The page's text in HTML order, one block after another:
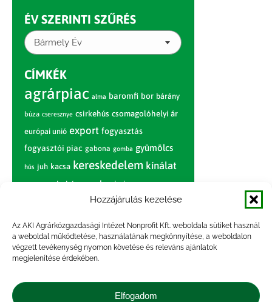
Hozzájárulás kezelése
Az AKI Agrárközgazdasági Intézet Nonprofit Kft. weboldala sütiket használ
a weboldal működtetése, használatának megkönnyítése, a weboldalon
végzett tevékenység nyomon követése és releváns ajánlatok
megjelenítése érdekében.
Elfogadom
ÉV SZERINTI SZŰRÉS
Bármely Év
CÍMKÉK
agrárpiac alma baromfi bor bárány
búza cseresznye csirkehús csomagolóhelyi ár
európai unió export fogyasztás
fogyasztói piac gabona gomba gyümölcs
hús juh kacsa kereskedelem kínálat
körte marhahús nagybani piac narancs
nemzetközi árinformációk
paradicsom piac piaci jelentés
pulyka pulykahús sertés sertéshús
szarvasmarha termelés
termelői
zöldség árak